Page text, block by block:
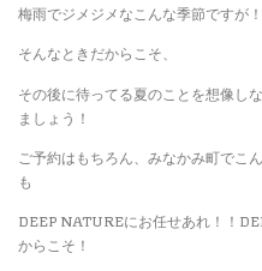
梅雨でジメジメなこんな季節ですが！
そんなときだからこそ、
その後に待ってる夏のことを想像し
ましょう！
ご予約はもちろん、みなかみ町でこ
も
DEEP NATUREにお任せあれ！！
からこそ！